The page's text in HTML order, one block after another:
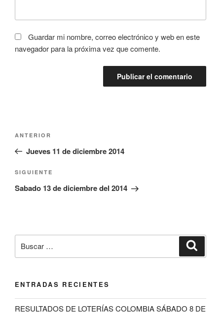
Guardar mi nombre, correo electrónico y web en este
navegador para la próxima vez que comente.
entradas
Entrada
anterior:
ANTERIOR
Jueves 11 de diciembre 2014
Siguiente
entrada
SIGUIENTE
Sabado 13 de diciembre del 2014
por:
ENTRADAS RECIENTES
RESULTADOS DE LOTERÍAS COLOMBIA SÁBADO 8 DE